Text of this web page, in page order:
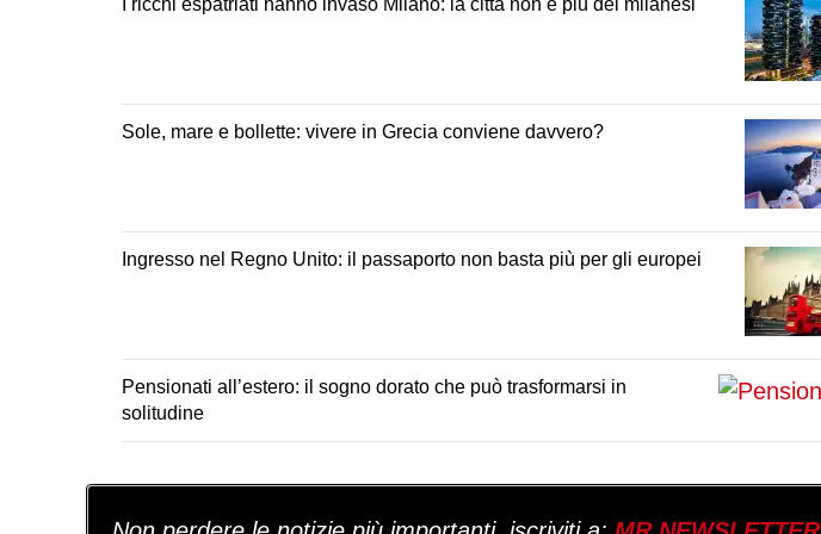
Sole, mare e bollette: vivere in Grecia conviene davvero?
Ingresso nel Regno Unito: il passaporto non basta più per gli europei
Pensionati all’estero: il sogno dorato che può trasformarsi in
solitudine